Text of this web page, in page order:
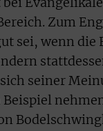
Zum
sei, wenn
seiner